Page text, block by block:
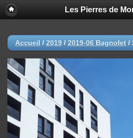
Les Pierres de
Accueil / 2019 / 2019-06 Bagnolet /